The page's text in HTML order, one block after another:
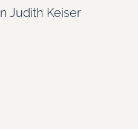
Judith Keiser